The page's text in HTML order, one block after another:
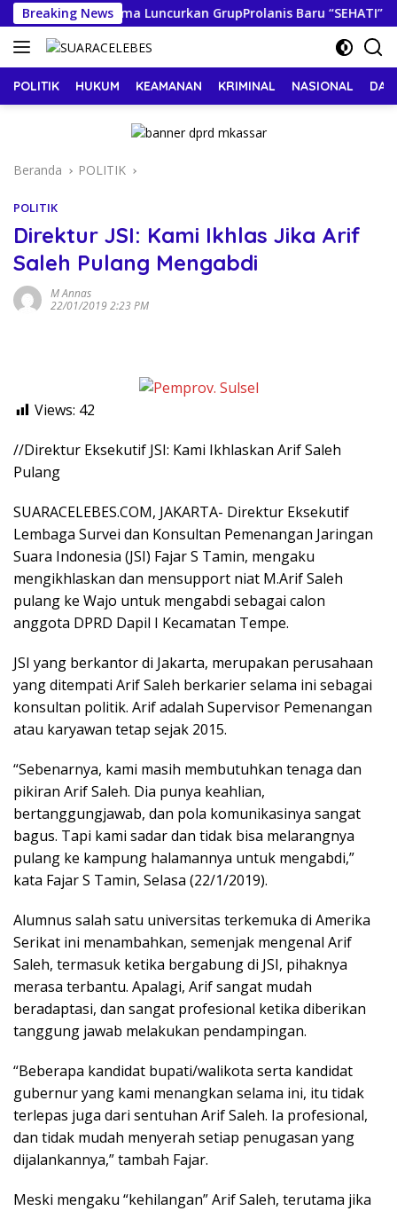
Langsung
ke
konten
Breaking News
Nuhrintama Luncurkan GrupProlanis Baru “SEHATI”
POLITIK HUKUM KEAMANAN KRIMINAL NASIONAL
Beranda POLITIK
POLITIK
Direktur JSI: Kami Ikhlas Jika Arif
Saleh Pulang Mengabdi
M Annas
22/01/2019 2:23 PM
Views: 42
//Direktur Eksekutif JSI: Kami Ikhlaskan Arif Saleh
Pulang
SUARACELEBES.COM, JAKARTA- Direktur Eksekutif
Lembaga Survei dan Konsultan Pemenangan Jaringan
Suara Indonesia (JSI) Fajar S Tamin, mengaku
mengikhlaskan dan mensupport niat M.Arif Saleh
pulang ke Wajo untuk mengabdi sebagai calon
anggota DPRD Dapil I Kecamatan Tempe.
JSI yang berkantor di Jakarta, merupakan perusahaan
yang ditempati Arif Saleh berkarier selama ini sebagai
konsultan politik. Arif adalah Supervisor Pemenangan
atau karyawan tetap sejak 2015.
“Sebenarnya, kami masih membutuhkan tenaga dan
pikiran Arif Saleh. Dia punya keahlian,
bertanggungjawab, dan pola komunikasinya sangat
bagus. Tapi kami sadar dan tidak bisa melarangnya
pulang ke kampung halamannya untuk mengabdi,”
kata Fajar S Tamin, Selasa (22/1/2019).
Alumnus salah satu universitas terkemuka di Amerika
Serikat ini menambahkan, semenjak mengenal Arif
Saleh, termasuk ketika bergabung di JSI, pihaknya
merasa terbantu. Apalagi, Arif sangat mudah
beradaptasi, dan sangat profesional ketika diberikan
tanggung jawab melakukan pendampingan.
“Beberapa kandidat bupati/walikota serta kandidat
gubernur yang kami menangkan selama ini, itu tidak
terlepas juga dari sentuhan Arif Saleh. Ia profesional,
dan tidak mudah menyerah setiap penugasan yang
dijalankannya,” tambah Fajar.
Meski mengaku “kehilangan” Arif Saleh, terutama jika